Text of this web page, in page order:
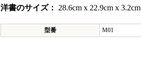
洋書のサイズ：
28.6cm x 22.9cm x 3.2cm
型番 M01